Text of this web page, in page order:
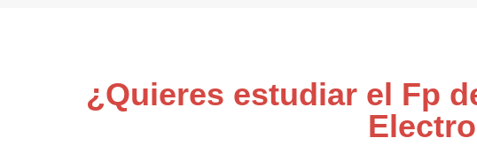
¿Quieres estudiar el Fp